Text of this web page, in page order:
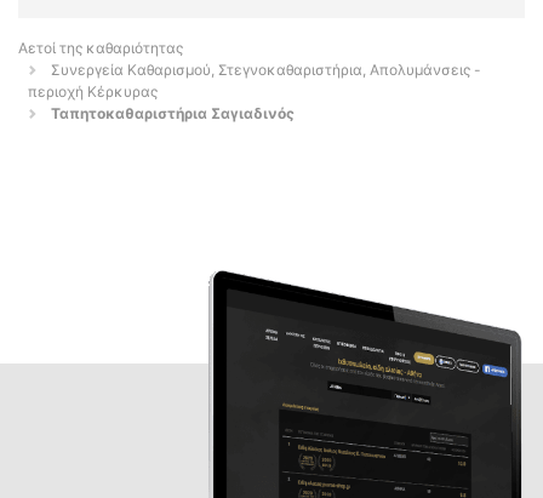
Αετοί της καθαριότητας
Συνεργεία Καθαρισμού, Στεγνοκαθαριστήρια, Απολυμάνσεις -
περιοχή Κέρκυρας
Ταπητοκαθαριστήρια Σαγιαδινός